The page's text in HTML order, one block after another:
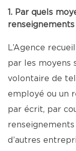
1. Par quels
L’Agence
par les moyens
volontaire de
employé ou un
par écrit, par
d’autres